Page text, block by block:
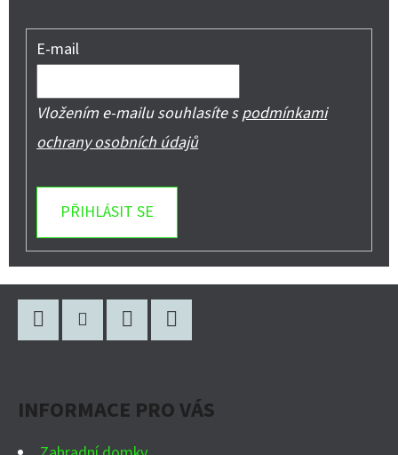
E-mail
Vložením e-mailu souhlasíte spodmínkami
ochrany osobních údajů
PŘIHLÁSIT SE
INFORMACE PRO VÁS